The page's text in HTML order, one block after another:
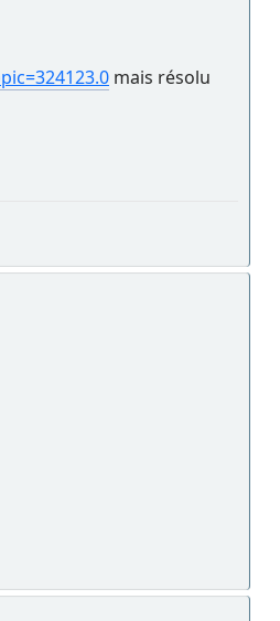
mais résolu